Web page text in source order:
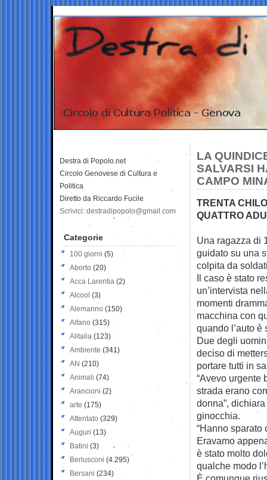
LA
SALVARSI
CAMPO
TRENTA
QUATTRO
Una ragazza di
guidato su una
colpita da
Il caso è stato
un’intervista
momenti
macchina con
quando l’auto
Due degli
deciso di
portare tutti in
“Avevo urgente
strada erano
donna”,
ginocchia.
“Hanno
Eravamo
è stato molto
qualche modo
Destra di Popolo.net
Circolo Genovese di Cultura e
Politica
Diretto da Riccardo Fucile
Scrivici: destradipopolo@gmail.com
Categorie
100 giorni (5)
Aborto (20)
Acca Larentia (2)
Alcool (3)
Alemanno (150)
Alfano (315)
Alitalia (123)
Ambiente (341)
AN (210)
Animali (74)
Arancioni (2)
arte (175)
Attentato (329)
Auguri (13)
Batini (3)
Berlusconi (4.295)
Bersani (234)